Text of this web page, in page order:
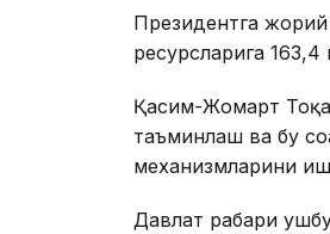
Президентга
ресурсларига
Қасим-Жомарт
таъминлаш ва бу
механизмларини
Давлат раҳбари